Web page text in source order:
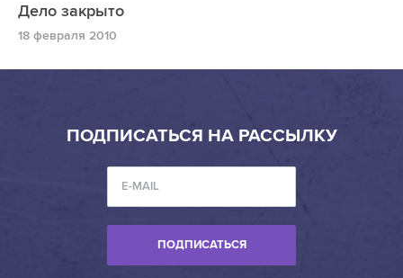
Дело закрыто
18 февраля 2010
ПОДПИСАТЬСЯ НА РАССЫЛКУ
ПОДПИСАТЬСЯ